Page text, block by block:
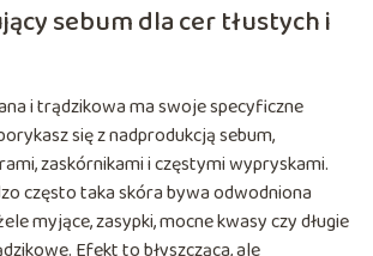
sebum dla cer tłustych i
i trądzikowa ma swoje specyficzne
się z nadprodukcją sebum,
zaskórnikami i częstymi wypryskami.
często taka skóra bywa odwodniona
myjące, zasypki, mocne kwasy czy długie